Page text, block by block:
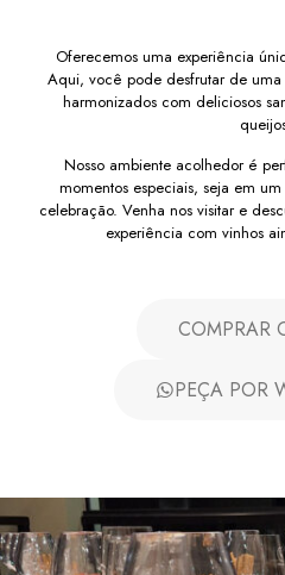
Oferecemos uma experiência
Aqui, você pode desfrutar de
harmonizados com deliciosos
Nosso ambiente acolhedor é
momentos especiais, seja em
celebração. Venha nos visitar e
experiência com vinhos
COMPRAR
PEÇA POR